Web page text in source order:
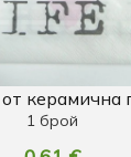
керамична
1 брой